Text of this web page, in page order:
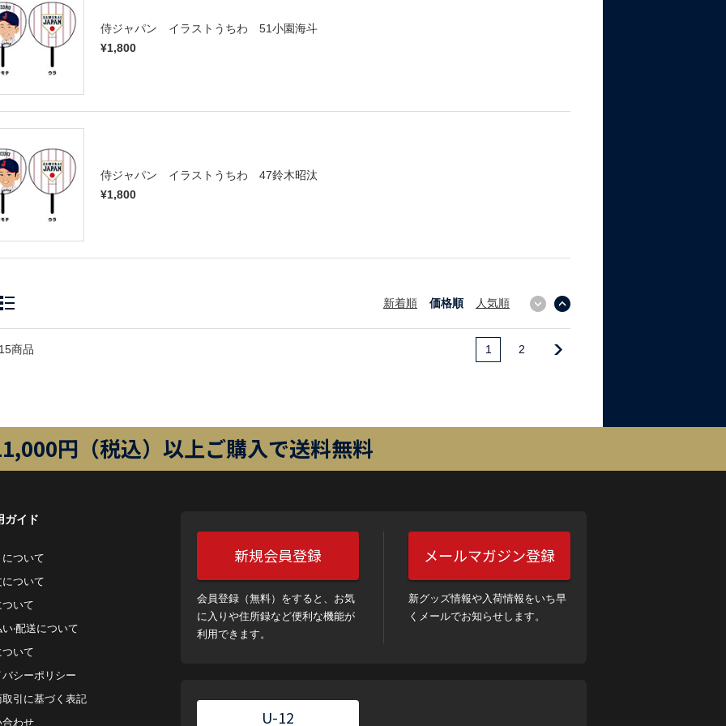
侍ジャパン イラストうちわ 51小園海斗
¥1,800
侍ジャパン イラストうちわ 47鈴木昭汰
¥1,800
新着順 価格順 人気順
商品 1 2
円（税込）以上ご購入で送料無料
ガイド
ついて
ついて
いて
‧配送について
いて
シーポリシー
取引に基づく表記
合わせ
新規会員登録
会員登録（無料）をすると、お気
に入りや住所録など便利な機能が
利用できます。
メールマガジン登録
新グッズ情報や入荷情報をいち早
くメールでお知らせします。
U-12